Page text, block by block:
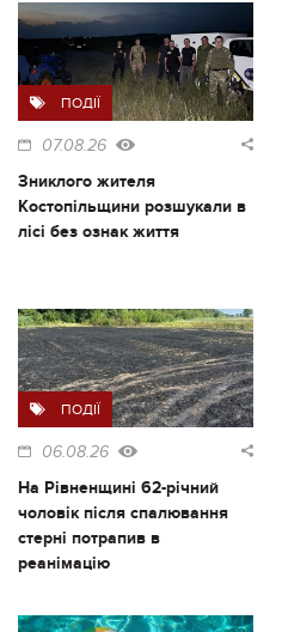
ПОДІЇ
07.08.26
Зниклого жителя
Костопільщини розшукали в
лісі без ознак життя
ПОДІЇ
06.08.26
На Рівненщині 62-річний
чоловік після спалювання
стерні потрапив в
реанімацію